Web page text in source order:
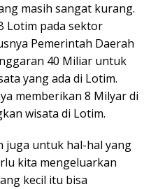
masih sangat kurang.
Lotim pada sektor
Pemerintah Daerah
40 Miliar untuk
yang ada di Lotim.
memberikan 8 Milyar di
wisata di Lotim.
juga untuk hal-hal yang
kita mengeluarkan
kecil itu bisa